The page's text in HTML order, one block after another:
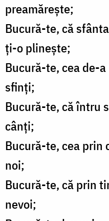
preamărește;
Bucură-te, că
ți-o plinește;
Bucură-te, cea de-
sfinți;
Bucură-te, că întru
cânți;
Bucură-te, cea prin
noi;
Bucură-te, că prin
nevoi;